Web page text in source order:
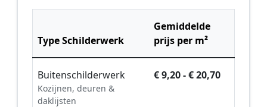
Type Schilderwerk
Gemiddelde
prijs per m²
Buitenschilderwerk
Kozijnen, deuren &
daklijsten
€ 9,20 - € 20,70